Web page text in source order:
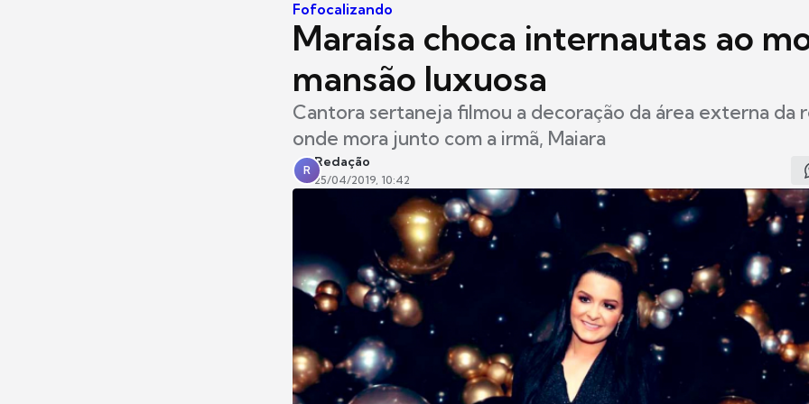
Fofocalizando
Maraísa choca internautas ao
mansão luxuosa
Cantora sertaneja filmou a decoração da área externa da
onde mora junto com a irmã, Maiara
R
Redação
25/04/2019, 10:42